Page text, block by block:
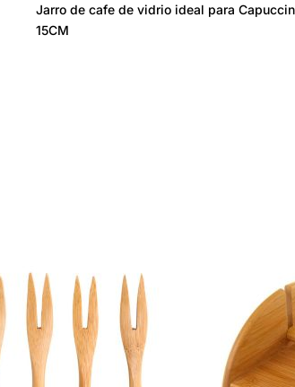
Jarro de cafe de vidrio ideal para
15CM